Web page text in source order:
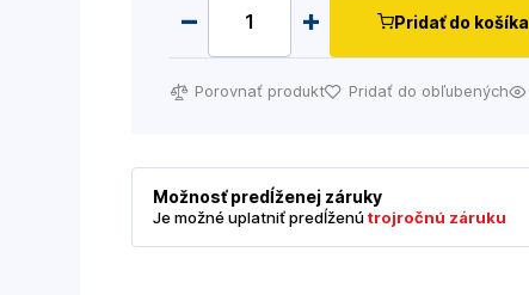
Pridať do košíka
Porovnať produkt Pridať do obľubených
Možnosť predĺženej záruky
Je možné uplatniť predĺženútrojročnú záruku